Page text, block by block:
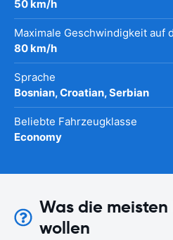
50 km/h
Maximale Geschwindigkeit auf
80 km/h
Sprache
Bosnian, Croatian, Serbian
Beliebte Fahrzeugklasse
Economy
Was die meisten
wollen